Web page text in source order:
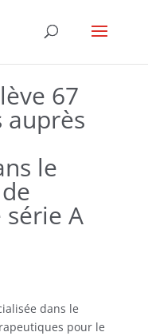
67
auprès
le
A
dans le
pour le